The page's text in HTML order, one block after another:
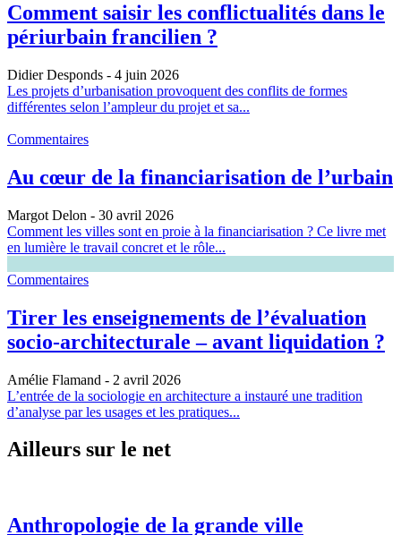
Comment saisir les conflictualités dans le
périurbain francilien ?
Didier Desponds - 4 juin 2026
Les projets d’urbanisation provoquent des conflits de formes
différentes selon l’ampleur du projet et sa...
Commentaires
Au cœur de la financiarisation de l’urbain
Margot Delon - 30 avril 2026
Comment les villes sont en proie à la financiarisation ? Ce livre met
en lumière le travail concret et le rôle...
Commentaires
Tirer les enseignements de l’évaluation
socio-architecturale – avant liquidation ?
Amélie Flamand - 2 avril 2026
L’entrée de la sociologie en architecture a instauré une tradition
d’analyse par les usages et les pratiques...
Ailleurs sur le net
Anthropologie de la grande ville